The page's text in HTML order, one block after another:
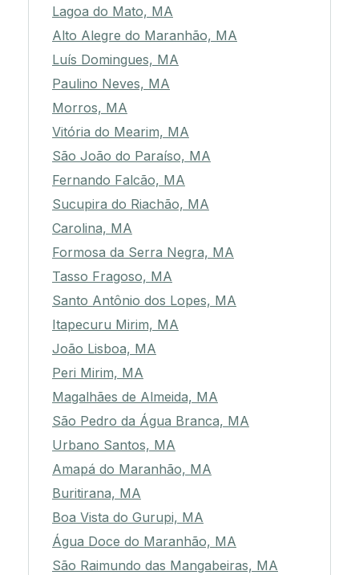
Lagoa do Mato, MA
Alto Alegre do Maranhão, MA
Luís Domingues, MA
Paulino Neves, MA
Morros, MA
Vitória do Mearim, MA
São João do Paraíso, MA
Fernando Falcão, MA
Sucupira do Riachão, MA
Carolina, MA
Formosa da Serra Negra, MA
Tasso Fragoso, MA
Santo Antônio dos Lopes, MA
Itapecuru Mirim, MA
João Lisboa, MA
Peri Mirim, MA
Magalhães de Almeida, MA
São Pedro da Água Branca, MA
Urbano Santos, MA
Amapá do Maranhão, MA
Buritirana, MA
Boa Vista do Gurupi, MA
Água Doce do Maranhão, MA
São Raimundo das Mangabeiras, MA